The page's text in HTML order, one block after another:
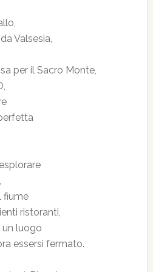
Valsesia,
per il Sacro Monte,
fiume
ristoranti,
luogo
essersi fermato.